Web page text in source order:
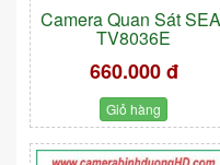
Camera Quan Sát
TV8036E
660.000 đ
Giỏ hàng